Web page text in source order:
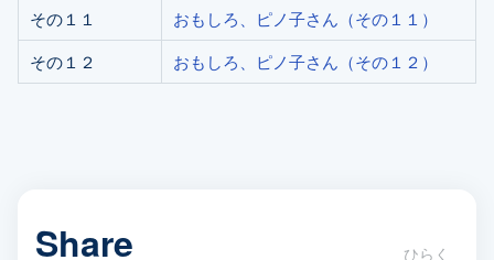
その１１
おもしろ、ピノ子さん（その１１）
その１２
おもしろ、ピノ子さん（その１２）
Share